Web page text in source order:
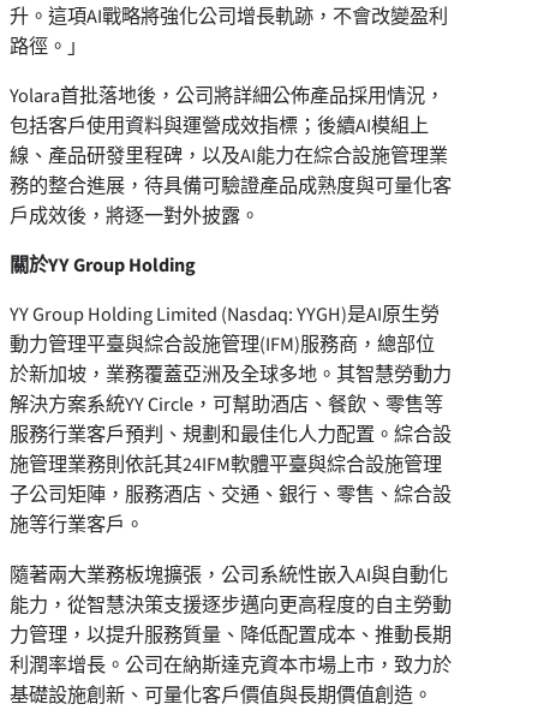
升。這項AI戰略將強化公司增長軌跡，不會改變盈利
路徑。」
Yolara首批落地後，公司將詳細公佈產品採用情況，
包括客戶使用資料與運營成效指標；後續AI模組上
線、產品研發里程碑，以及AI能力在綜合設施管理業
務的整合進展，待具備可驗證產品成熟度與可量化客
戶成效後，將逐一對外披露。
關於YY Group Holding
YY Group Holding Limited (Nasdaq: YYGH)是AI原生勞
動力管理平臺與綜合設施管理(IFM)服務商，總部位
於新加坡，業務覆蓋亞洲及全球多地。其智慧勞動力
解決方案系統YY Circle，可幫助酒店、餐飲、零售等
服務行業客戶預判、規劃和最佳化人力配置。綜合設
施管理業務則依託其24IFM軟體平臺與綜合設施管理
子公司矩陣，服務酒店、交通、銀行、零售、綜合設
施等行業客戶。
隨著兩大業務板塊擴張，公司系統性嵌入AI與自動化
能力，從智慧決策支援逐步邁向更高程度的自主勞動
力管理，以提升服務質量、降低配置成本、推動長期
利潤率增長。公司在納斯達克資本市場上市，致力於
基礎設施創新、可量化客戶價值與長期價值創造。